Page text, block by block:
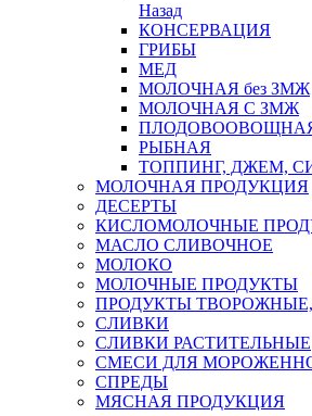
Назад
КОНСЕРВАЦИЯ
ГРИБЫ
МЕД
МОЛОЧНАЯ без ЗМЖ
МОЛОЧНАЯ С ЗМЖ
РЫБНАЯ
ТОППИНГ, ДЖЕМ,
МОЛОЧНАЯ ПРОДУКЦИЯ
ДЕСЕРТЫ
КИСЛОМОЛОЧНЫЕ
МАСЛО СЛИВОЧНОЕ
МОЛОКО
МОЛОЧНЫЕ ПРОДУКТЫ
ПРОДУКТЫ
СЛИВКИ
СЛИВКИ РАСТИТЕЛЬНЫЕ
СМЕСИ ДЛЯ
СПРЕДЫ
МЯСНАЯ ПРОДУКЦИЯ